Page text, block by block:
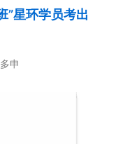
”星环学员考出
申